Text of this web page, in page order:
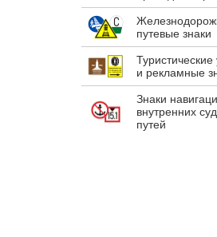
путевые знаки
Туристические
и рекламные
Знаки
внутренних
путей